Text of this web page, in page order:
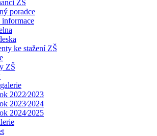
ZŠ
poradce
informace
ke stažení ZŠ
ZŠ
2022⁄2023
2023⁄2024
2024⁄2025